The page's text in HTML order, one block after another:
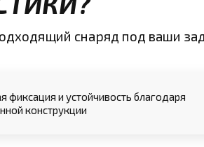
снаряд под ваши
фиксация и устойчивость благодаря
конструкции